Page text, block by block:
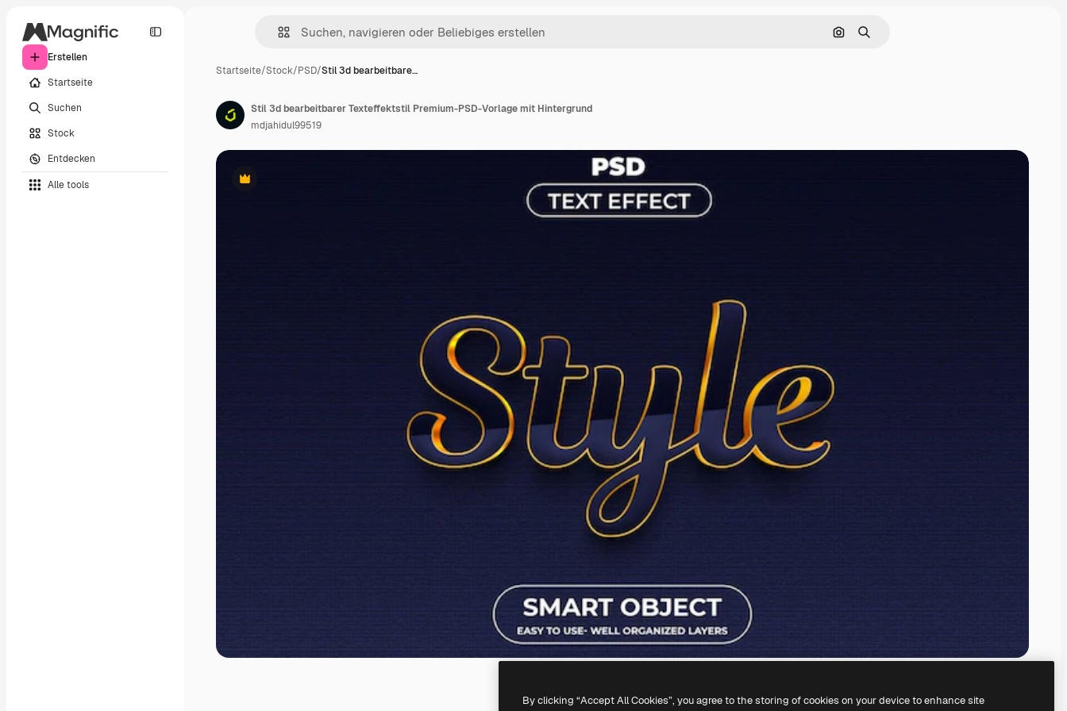
Erstellen
Startseite
Suchen
Stock
Entdecken
Alle tools
Nach Bild suchen
Suchen
Startseite/Stock/PSD/Stil 3d bearbeitbare…
Premium
Stil 3d bearbeitbarer Texteffektstil Premium-PSD-Vorlage mit Hintergrund
mdjahidul99519
By clicking “Accept All Cookies”, you agree to the storing of cookies on your device to enhance site